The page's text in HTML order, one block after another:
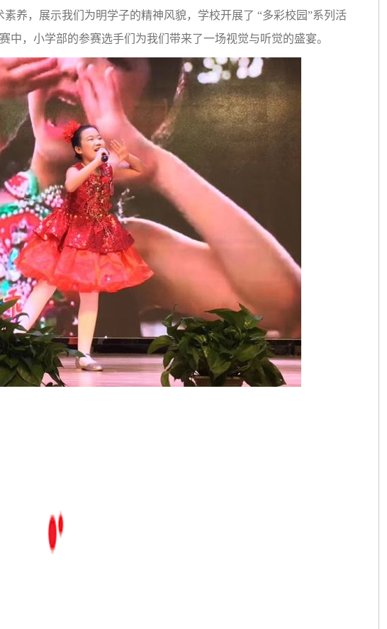
养，展示我们为明学子的精神风貌，学校开展了 “多彩校园”系列活
中，小学部的参赛选手们为我们带来了一场视觉与听觉的盛宴。